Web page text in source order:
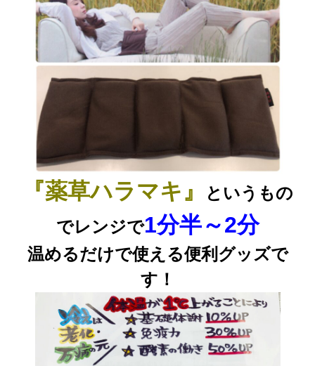
『薬草ハラマキ』
というもの
でレンジで1分半～2分
温めるだけで使える便利グッズで
す！